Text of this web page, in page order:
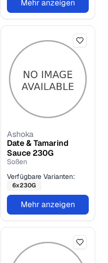
Mehr anzeigen
Ashoka
Date & Tamarind
Sauce 230G
Soßen
Verfügbare Varianten:
6x230G
Mehr anzeigen